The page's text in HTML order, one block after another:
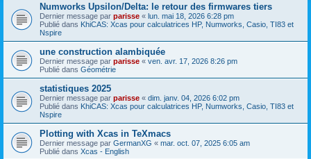
Numworks Upsilon/Delta: le retour des firmwares tiers
Dernier message par parisse « lun. mai 18, 2026 6:28 pm
Publié dans KhiCAS: Xcas pour calculatrices HP, Numworks, Casio, TI83 et
Nspire
une construction alambiquée
Dernier message par parisse « ven. avr. 17, 2026 8:26 pm
Publié dans Géométrie
statistiques 2025
Dernier message par parisse « dim. janv. 04, 2026 6:02 pm
Publié dans KhiCAS: Xcas pour calculatrices HP, Numworks, Casio, TI83 et
Nspire
Plotting with Xcas in TeXmacs
Dernier message par GermanXG « mar. oct. 07, 2025 6:05 am
Publié dans Xcas - English